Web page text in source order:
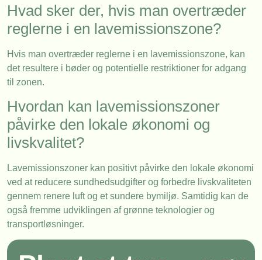
Hvad sker der, hvis man overtræder
reglerne i en lavemissionszone?
Hvis man overtræder reglerne i en lavemissionszone, kan
det resultere i bøder og potentielle restriktioner for adgang
til zonen.
Hvordan kan lavemissionszoner
påvirke den lokale økonomi og
livskvalitet?
Lavemissionszoner kan positivt påvirke den lokale økonomi
ved at reducere sundhedsudgifter og forbedre livskvaliteten
gennem renere luft og et sundere bymiljø. Samtidig kan de
også fremme udviklingen af grønne teknologier og
transportløsninger.